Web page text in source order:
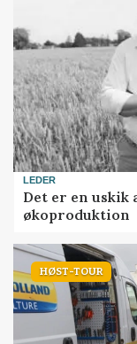
LEDER
Det er en uskik
økoproduktion
HØST-TOUR